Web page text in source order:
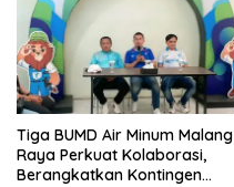
Tiga BUMD Air Minum Malang
Raya Perkuat Kolaborasi,
Berangkatkan Kontingen